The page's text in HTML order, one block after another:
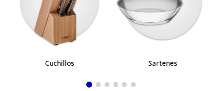
Cuchillos Sartenes